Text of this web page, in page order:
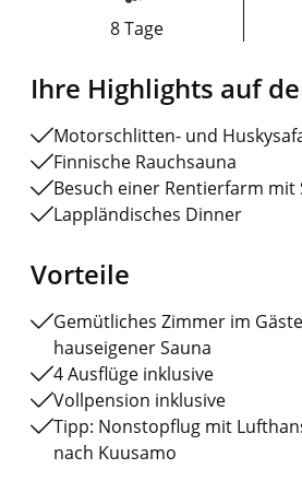
8 Tage
Ihre Highlights auf
Motorschlitten- und
Finnische Rauchsauna
Besuch einer Rentierfarm
Lappländisches Dinner
Vorteile
Gemütliches Zimmer im
hauseigener Sauna
4 Ausflüge inklusive
Vollpension inklusive
Tipp: Nonstopflug mit
nach Kuusamo